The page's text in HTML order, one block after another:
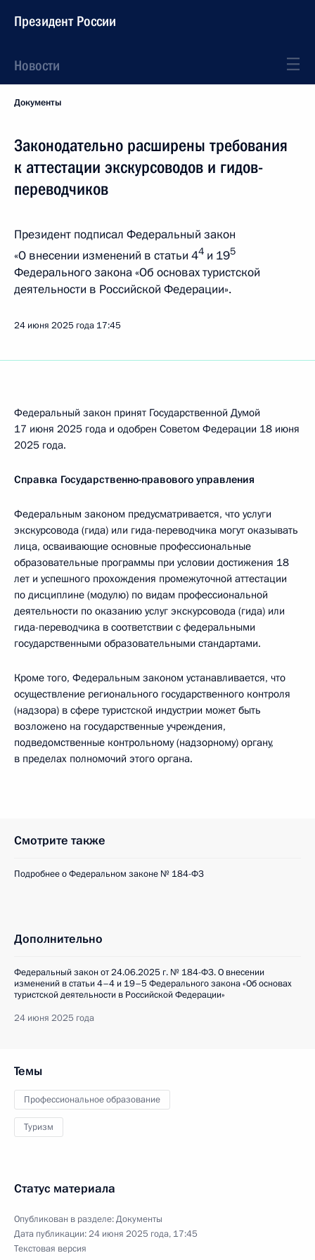
Президент России
Новости
Документы
Законодательно расширены требования
к аттестации экскурсоводов и гидов-
переводчиков
Президент подписал Федеральный закон
«О внесении изменений в статьи 44 и 195
Федерального закона «Об основах туристской
деятельности в Российской Федерации».
24 июня 2025 года 17:45
Федеральный закон принят Государственной Думой
17 июня 2025 года и одобрен Советом Федерации 18 июня
2025 года.
Справка Государственно-правового управления
Федеральным законом предусматривается, что услуги
экскурсовода (гида) или гида-переводчика могут оказывать
лица, осваивающие основные профессиональные
образовательные программы при условии достижения 18
лет и успешного прохождения промежуточной аттестации
по дисциплине (модулю) по видам профессиональной
деятельности по оказанию услуг экскурсовода (гида) или
гида-переводчика в соответствии с федеральными
государственными образовательными стандартами.
Кроме того, Федеральным законом устанавливается, что
осуществление регионального государственного контроля
(надзора) в сфере туристской индустрии может быть
возложено на государственные учреждения,
подведомственные контрольному (надзорному) органу,
в пределах полномочий этого органа.
Смотрите также
Подробнее о Федеральном законе № 184-ФЗ
Дополнительно
Федеральный закон от 24.06.2025 г. № 184-ФЗ. О внесении
изменений в статьи 4–4 и 19–5 Федерального закона «Об основах
туристской деятельности в Российской Федерации»
24 июня 2025 года
Темы
Профессиональное образование
Туризм
Статус материала
Опубликован в разделе:Документы
Дата публикации:24 июня 2025 года, 17:45
Текстовая версия